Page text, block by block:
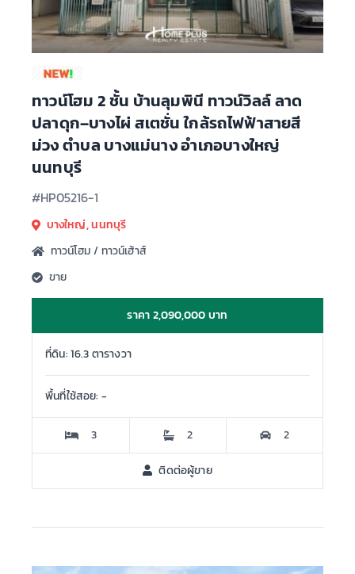
ทาวน์โฮม 2 ชั้น บ้านลุมพินี ทาวน์วิลล์ ลาด
ปลาดุก–บางไผ่ สเตชั่น ใกล้รถไฟฟ้าสายสี
ม่วง ตำบล บางแม่นาง อำเภอบางใหญ่
นนทบุรี
#HP05216-1
บางใหญ่, นนทบุรี
ทาวน์โฮม / ทาวน์เฮ้าส์
ขาย
ราคา 2,090,000 บาท
ที่ดิน: 16.3 ตารางวา
พื้นที่ใช้สอย: -
3 2 2
ติดต่อผู้ขาย